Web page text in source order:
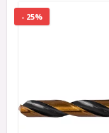
- 25%